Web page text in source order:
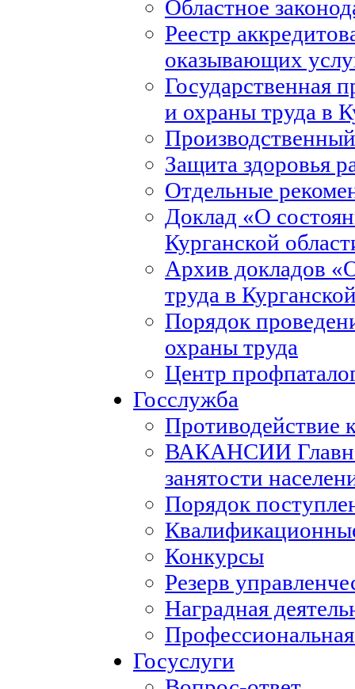
Областное
Реестр
оказывающих
Государственная
и охраны труда в
Защита здоровья
Отдельные
Доклад «О
Курганской
Архив докладов
труда в
Порядок
охраны труда
Центр
Госслужба
Противодействие
ВАКАНСИИ
занятости
Порядок
Конкурсы
Резерв
Наградная
Госуслуги